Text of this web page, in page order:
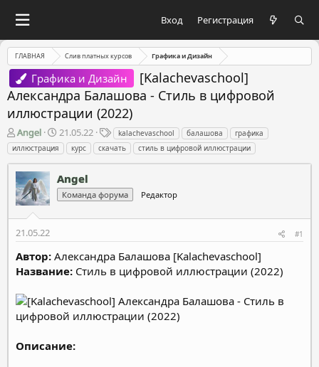
Вход Регистрация
ГЛАВНАЯ Слив платных курсов Графика и Дизайн
Графика и Дизайн
[Kalachevaschool]
Александра Балашова - Стиль в цифровой
иллюстрации (2022)
А
в
т
о
р
т
е
м
ы
Angel
Д
а
т
н
а
а
21.05.22
Т
е
г
kalachevaschool балашова
графика
иллюстрация
курс скачать стиль в цифровой иллюстрации
Angel
Команда форума Редактор
21.05.22 #1
Автор: Александра Балашова [Kalachevaschool]
Название: Стиль в цифровой иллюстрации (2022)
Описание: